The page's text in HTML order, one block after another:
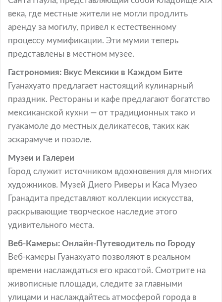
века, где местные жители не могли продлить
аренду за могилу, привел к естественному
процессу мумификации. Эти мумии теперь
представлены в местном музее.
Гастрономия: Вкус Мексики в Каждом Бите
Гуанахуато предлагает настоящий кулинарный
праздник. Рестораны и кафе предлагают богатство
мексиканской кухни — от традиционных тако и
гуакамоле до местных деликатесов, таких как
эскарамуче и позоле.
Музеи и Галереи
Город служит источником вдохновения для многих
художников. Музей Диего Риверы и Каса Музео
Гранадита представляют коллекции искусства,
раскрывающие творческое наследие этого
удивительного места.
Веб-Камеры: Онлайн-Путеводитель по Городу
Веб-камеры Гуанахуато позволяют в реальном
времени наслаждаться его красотой. Смотрите на
живописные площади, следите за главными
улицами и наслаждайтесь атмосферой города в